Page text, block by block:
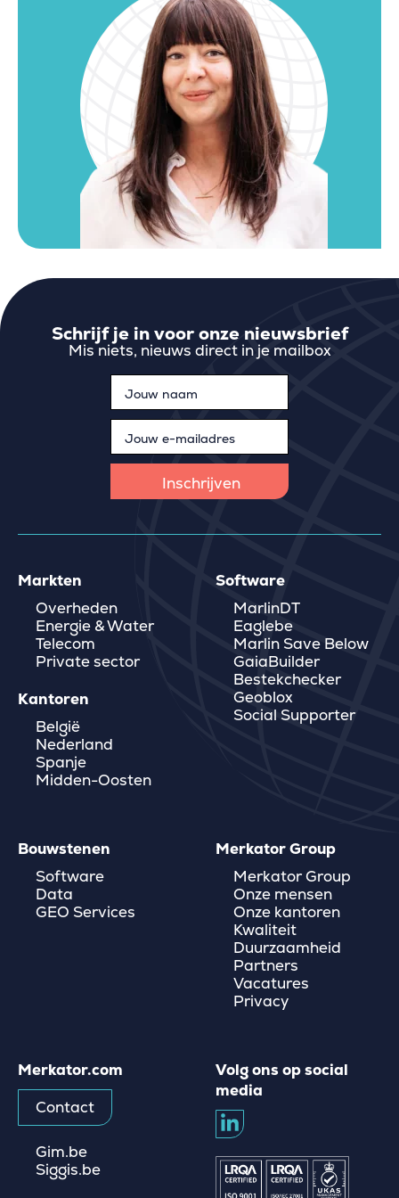
Schrijf je in voor onze nieuwsbrief
Mis niets, nieuws direct in je mailbox
Volg ons op social
media
Markten
Overheden
Energie & Water
Telecom
Private sector
Kantoren
België
Nederland
Spanje
Midden-Oosten
Software
MarlinDT
Eaglebe
Marlin Save Below
GaiaBuilder
Bestekchecker
Geoblox
Social Supporter
Bouwstenen
Software
Data
GEO Services
Merkator Group
Merkator Group
Onze mensen
Onze kantoren
Kwaliteit
Duurzaamheid
Partners
Vacatures
Privacy
Merkator.com
Contact
Gim.be
Siggis.be